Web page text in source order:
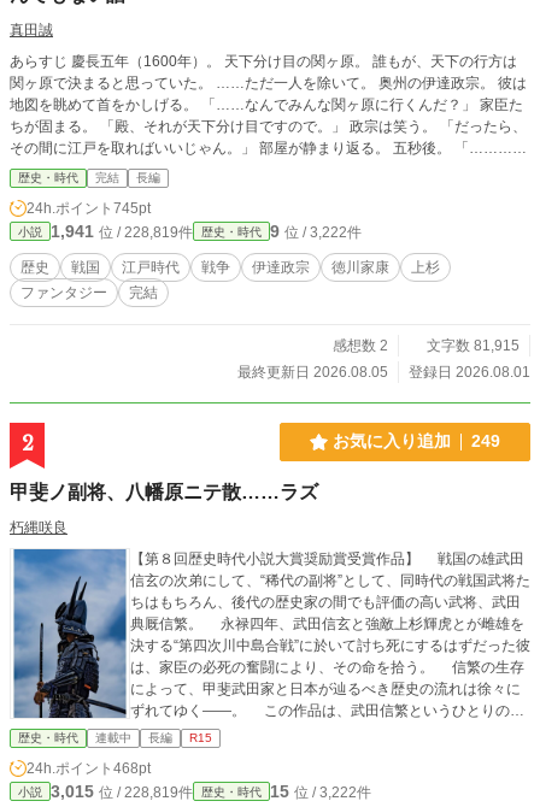
真田誠
あらすじ 慶長五年（1600年）。 天下分け目の関ヶ原。 誰もが、天下の行方は
関ヶ原で決まると思っていた。 ……ただ一人を除いて。 奥州の伊達政宗。 彼は
地図を眺めて首をかしげる。 「……なんでみんな関ヶ原に行くんだ？」 家臣た
ちが固まる。 「殿、それが天下分け目ですので。」 政宗は笑う。 「だったら、
その間に江戸を取ればいいじゃん。」 部屋が静まり返る。 五秒後。 「…………
え？」 こうして日本史最大の「誰も思いつかなかった作戦」が始まる。 関ヶ原
で数十万の軍勢が激突している頃。 その裏で、 独眼竜は笑いながら江戸へ向か
っていた。 登場人物 伊達政宗（33） 「戦は勝つより、驚かせた方が面白い。」
奥州の独眼竜。 頭の回転が速すぎて、周囲が付いていけない。 毎回作戦会議が
漫才になる。 口癖。 「それ、普通すぎる。」 徳川家康（58） 「また伊達かぁ
ぁぁぁ！！」 日本一胃痛が似合う男。 毎日胃薬。 政宗の報告が届くたびに寿命
が縮む。 側近の本多正信からは、 「殿、胃薬でございます。」 が挨拶になって
賛成だな。」 家臣 「いや今何も言ってません。」 真田昌幸 「面白そうじゃの
う。」 政宗の作戦を聞いて、 真っ先に笑った老人。 「徳川秀忠を止める役？ 任
せとけ。」 楽しそう。 真田幸村 父を見る。 政宗を見る。 「……この人たち絶
歴史・時代 完結 長編
24h.ポイント 745pt
小説 1,941 位 / 228,819件 歴史・時代 9 位 / 3,222件
歴史 戦国 江戸時代 戦争 伊達政宗 徳川家康
上杉
ファンタジー
完結
感想数 2
文字数 81,915
最終更新日 2026.08.05
登録日 2026.08.01
2 お気に入り追加 249
甲斐ノ副将、八幡原ニテ散……ラズ
朽縄咲良
【第８回歴史時代小説大賞奨励賞受賞作品】 戦国の雄武田
信玄の次弟にして、“稀代の副将”として、同時代の戦国武将た
ちはもちろん、後代の歴史家の間でも評価の高い武将、武田
典厩信繁。 永禄四年、武田信玄と強敵上杉輝虎とが雌雄を
決する“第四次川中島合戦”に於いて討ち死にするはずだった彼
は、家臣の必死の奮闘により、その命を拾う。 信繁の生存
によって、甲斐武田家と日本が辿るべき歴史の流れは徐々に
ずれてゆく――。 この作品は、武田信繁というひとりの武
将の生存によって、史実とは異なっていく戦国時代を書い
た、大河if戦記である。 ＊ノベルアッププラス・小説家にな
ろうにも、同内容の作品を掲載しております（一部差異あ
り）。
歴史・時代 連載中 長編 R15
24h.ポイント 468pt
小説 3,015 位 / 228,819件 歴史・時代 15 位 / 3,222件